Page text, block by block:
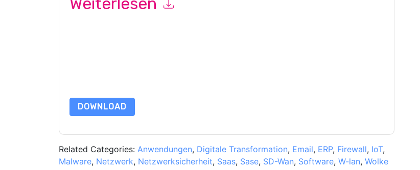
DOWNLOAD
Related Categories: Anwendungen, Digitale Transformation, Email, ERP, Firewall, IoT,
Malware, Netzwerk, Netzwerksicherheit, Saas, Sase, SD-Wan, Software, W-lan, Wolke